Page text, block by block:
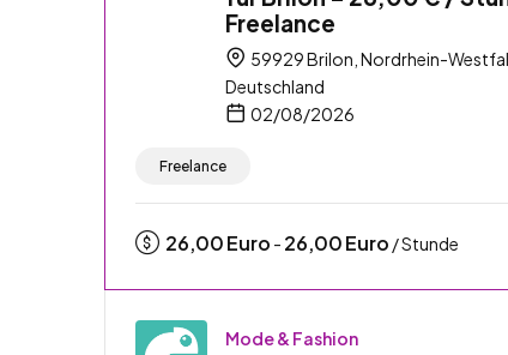
Freelance
59929 Brilon, Nordrhein-
Deutschland
02/08/2026
Freelance
26,00Euro - 26,00Euro / Stunde
Mode & Fashion